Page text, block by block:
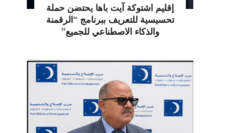
إقليم اشتوكة آيت باها يحتضن حملة
تحسيسية للتعريف ببرنامج “الرقمنة
والذكاء الاصطناعي للجميع”